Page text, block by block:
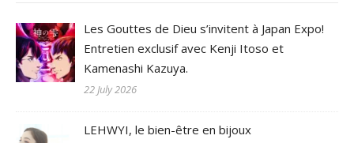
Les Gouttes de Dieu s’invitent à Japan Expo!
Entretien exclusif avec Kenji Itoso et
Kamenashi Kazuya.
22 July 2026
LEHWYI, le bien-être en bijoux